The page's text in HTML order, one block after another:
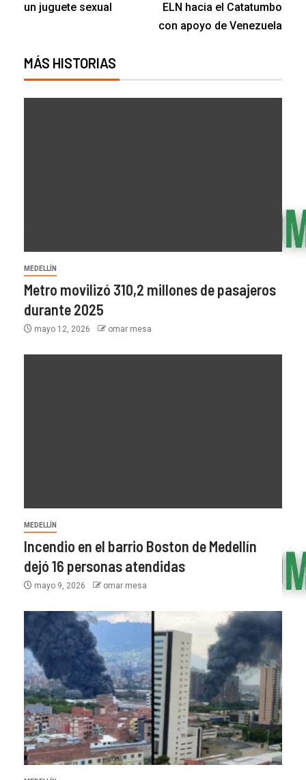
un juguete sexual
ELN hacia el Catatumbo
con apoyo de Venezuela
MÁS HISTORIAS
MEDELLÍN
Metro movilizó 310,2 millones de pasajeros
durante 2025
mayo 12, 2026 omar mesa
MEDELLÍN
Incendio en el barrio Boston de Medellín
dejó 16 personas atendidas
mayo 9, 2026 omar mesa